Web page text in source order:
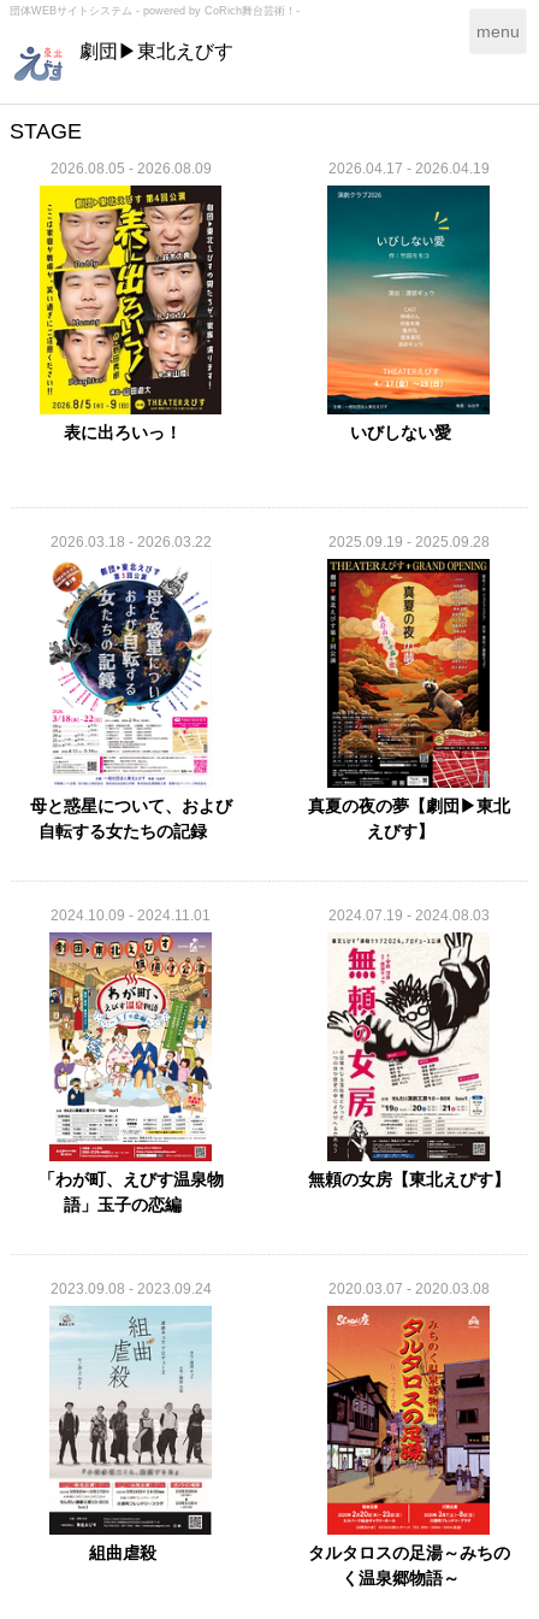
団体WEBサイトシステム - powered by CoRich舞台芸術！-
劇団▶東北えびす
T
g
n
a
t
o
n
menu
STAGE
2026.08.05 - 2026.08.09
表に出ろいっ！
2026.04.17 - 2026.04.19
いびしない愛
2026.03.18 - 2026.03.22
母と惑星について、および
自転する女たちの記録
2025.09.19 - 2025.09.28
真夏の夜の夢【劇団▶東北
えびす】
2024.10.09 - 2024.11.01
「わが町、えびす温泉物
語」玉子の恋編
2024.07.19 - 2024.08.03
無頼の女房【東北えびす】
2023.09.08 - 2023.09.24
組曲虐殺
2020.03.07 - 2020.03.08
タルタロスの足湯～みちの
く温泉郷物語～